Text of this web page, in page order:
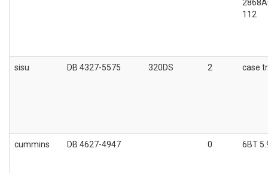
112
sisu DB 4327-5575 320DS 2 case
cummins DB 4627-4947 0 6BT